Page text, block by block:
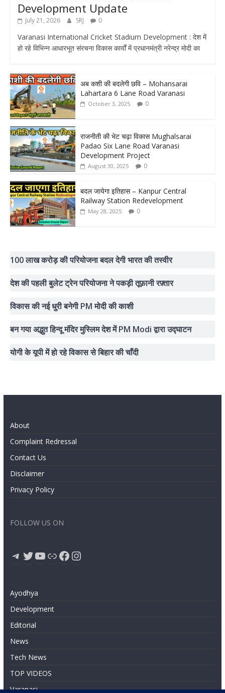
Development Update
July 21, 2026 SRJ 0
Varanasi International Cricket Stadium Development : देश में
हो रहे विभिन्न आधारभूत संरचना विकास कार्यों में प्रधानमंत्री नरेन्द्र मोदी का
अब कशी की बदलेगी छवि – Mohansarai
Lahartara 6 Lane Road Varanasi
October 3, 2025 0
राजनीती की भेट चढ़ा विकास Mughalsarai
Padao Six Lane Road Varanasi
Development Project
August 30, 2025 0
बदल जायेगा इतिहास – Kanpur Central
Railway Station Redevelopment
May 28, 2025 0
100 लाख करोड़ की परियोजना बदल देगी भारत की तस्वीर
देश की पहली बुलेट ट्रेन परियोजना ने पकड़ी तूफ़ानी रफ़्तार
विकास की नई धुरी बनेगी PM मोदी की काशी
बन गया अद्भुत हिन्दू मंदिर मुस्लिम देश में PM Modi द्वारा उद्घाटन
योगी के यूपी में हो रहे विकास से बिहार की चाँदी
About
Complaint Redressal
Contact Us
Disclaimer
Privacy Policy
FOLLOW US ON
Telegram
Twitter
YouTube
LinkFacebook
Instagram
Ayodhya
Development
Editorial
News
Tech News
TOP VIDEOS
Varanasi